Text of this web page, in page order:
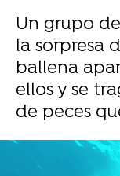
Un grupo
la sorpresa
ballena
ellos y se
de peces